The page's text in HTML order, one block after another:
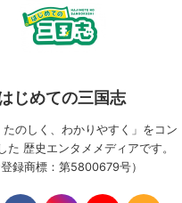
じめての三国志
たのしく、わかりやすく」をコン
た 歴史エンタメメディアです。
登録商標：第5800679号）